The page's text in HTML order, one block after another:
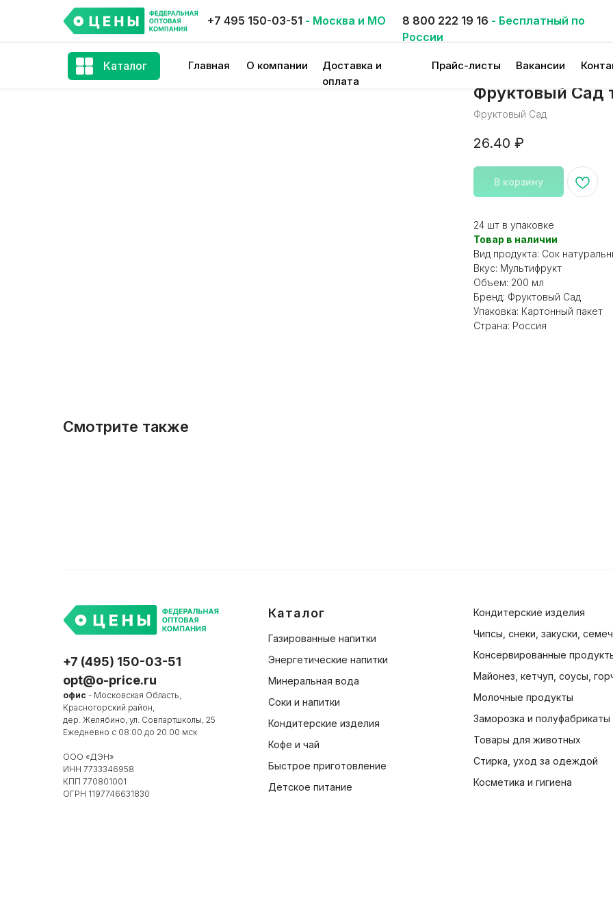
+7 495 150-03-51 - Москва и МО 8 800 222 19 16 - Бесплатный по
России
Главная
Каталог О компании
Доставка и
оплата
Прайс-листы Вакансии
Фруктовый Сад
Фруктовый Сад
26.40 ₽
В корзину
24 шт в упаковке
Товар в наличии
Вид продукта: Сок
Вкус: Мультифрукт
Объем: 200 мл
Бренд: Фруктовый Сад
Упаковка: Картонный пакет
Страна: Россия
Смотрите также
+7 (495) 150-03-51
opt@o-price.ru
офис - Московская Область,
Красногорский район,
дер. Желябино, ул. Совпартшколы, 25
Ежедневно с 08:00 до 20:00 мск
ООО «ДЭН»
ИНН 7733346958
КПП 770801001
ОГРН 1197746631830
Каталог
Газированные напитки
Энергетические напитки
Минеральная вода
Соки и напитки
Кондитерские изделия
Кофе и чай
Быстрое приготовление
Детское питание
Кондитерские изделия
Чипсы, снеки, закуски,
Консервированные
Майонез, кетчуп, соусы,
Молочные продукты
Заморозка и полуфабрикаты
Товары для животных
Стирка, уход за одеждой
Косметика и гигиена